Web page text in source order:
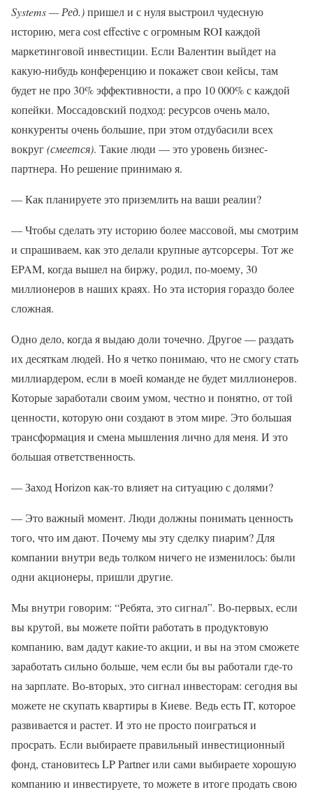
Systems — Ред.)пришел и с нуля выстроил чудесную
историю, мега cost effective с огромным ROI каждой
маркетинговой инвестиции. Если Валентин выйдет на
какую-нибудь конференцию и покажет свои кейсы, там
будет не про 30% эффективности, а про 10 000% с каждой
копейки. Моссадовский подход: ресурсов очень мало,
конкуренты очень большие, при этом отдубасили всех
вокруг(смеется). Такие люди — это уровень бизнес-
партнера. Но решение принимаю я.
— Как планируете это приземлить на ваши реалии?
— Чтобы сделать эту историю более массовой, мы смотрим
и спрашиваем, как это делали крупные аутсорсеры. Тот же
EPAM, когда вышел на биржу, родил, по-моему, 30
миллионеров в наших краях. Но эта история гораздо более
сложная.
Одно дело, когда я выдаю доли точечно. Другое — раздать
их десяткам людей. Но я четко понимаю, что не смогу стать
миллиардером, если в моей команде не будет миллионеров.
Которые заработали своим умом, честно и понятно, от той
ценности, которую они создают в этом мире. Это большая
трансформация и смена мышления лично для меня. И это
большая ответственность.
— Заход Horizon как-то влияет на ситуацию с долями?
— Это важный момент. Люди должны понимать ценность
того, что им дают. Почему мы эту сделку пиарим? Для
компании внутри ведь толком ничего не изменилось: были
одни акционеры, пришли другие.
Мы внутри говорим: “Ребята, это сигнал”. Во-первых, если
вы крутой, вы можете пойти работать в продуктовую
компанию, вам дадут какие-то акции, и вы на этом сможете
заработать сильно больше, чем если бы вы работали где-то
на зарплате. Во-вторых, это сигнал инвесторам: сегодня вы
можете не скупать квартиры в Киеве. Ведь есть IT, которое
развивается и растет. И это не просто поиграться и
просрать. Если выбираете правильный инвестиционный
фонд, становитесь LP Partner или сами выбираете хорошую
компанию и инвестируете, то можете в итоге продать свою